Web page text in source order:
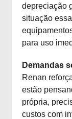
depreciação
situação
para uso
Demandas
Renan
estão
própria,
custos com